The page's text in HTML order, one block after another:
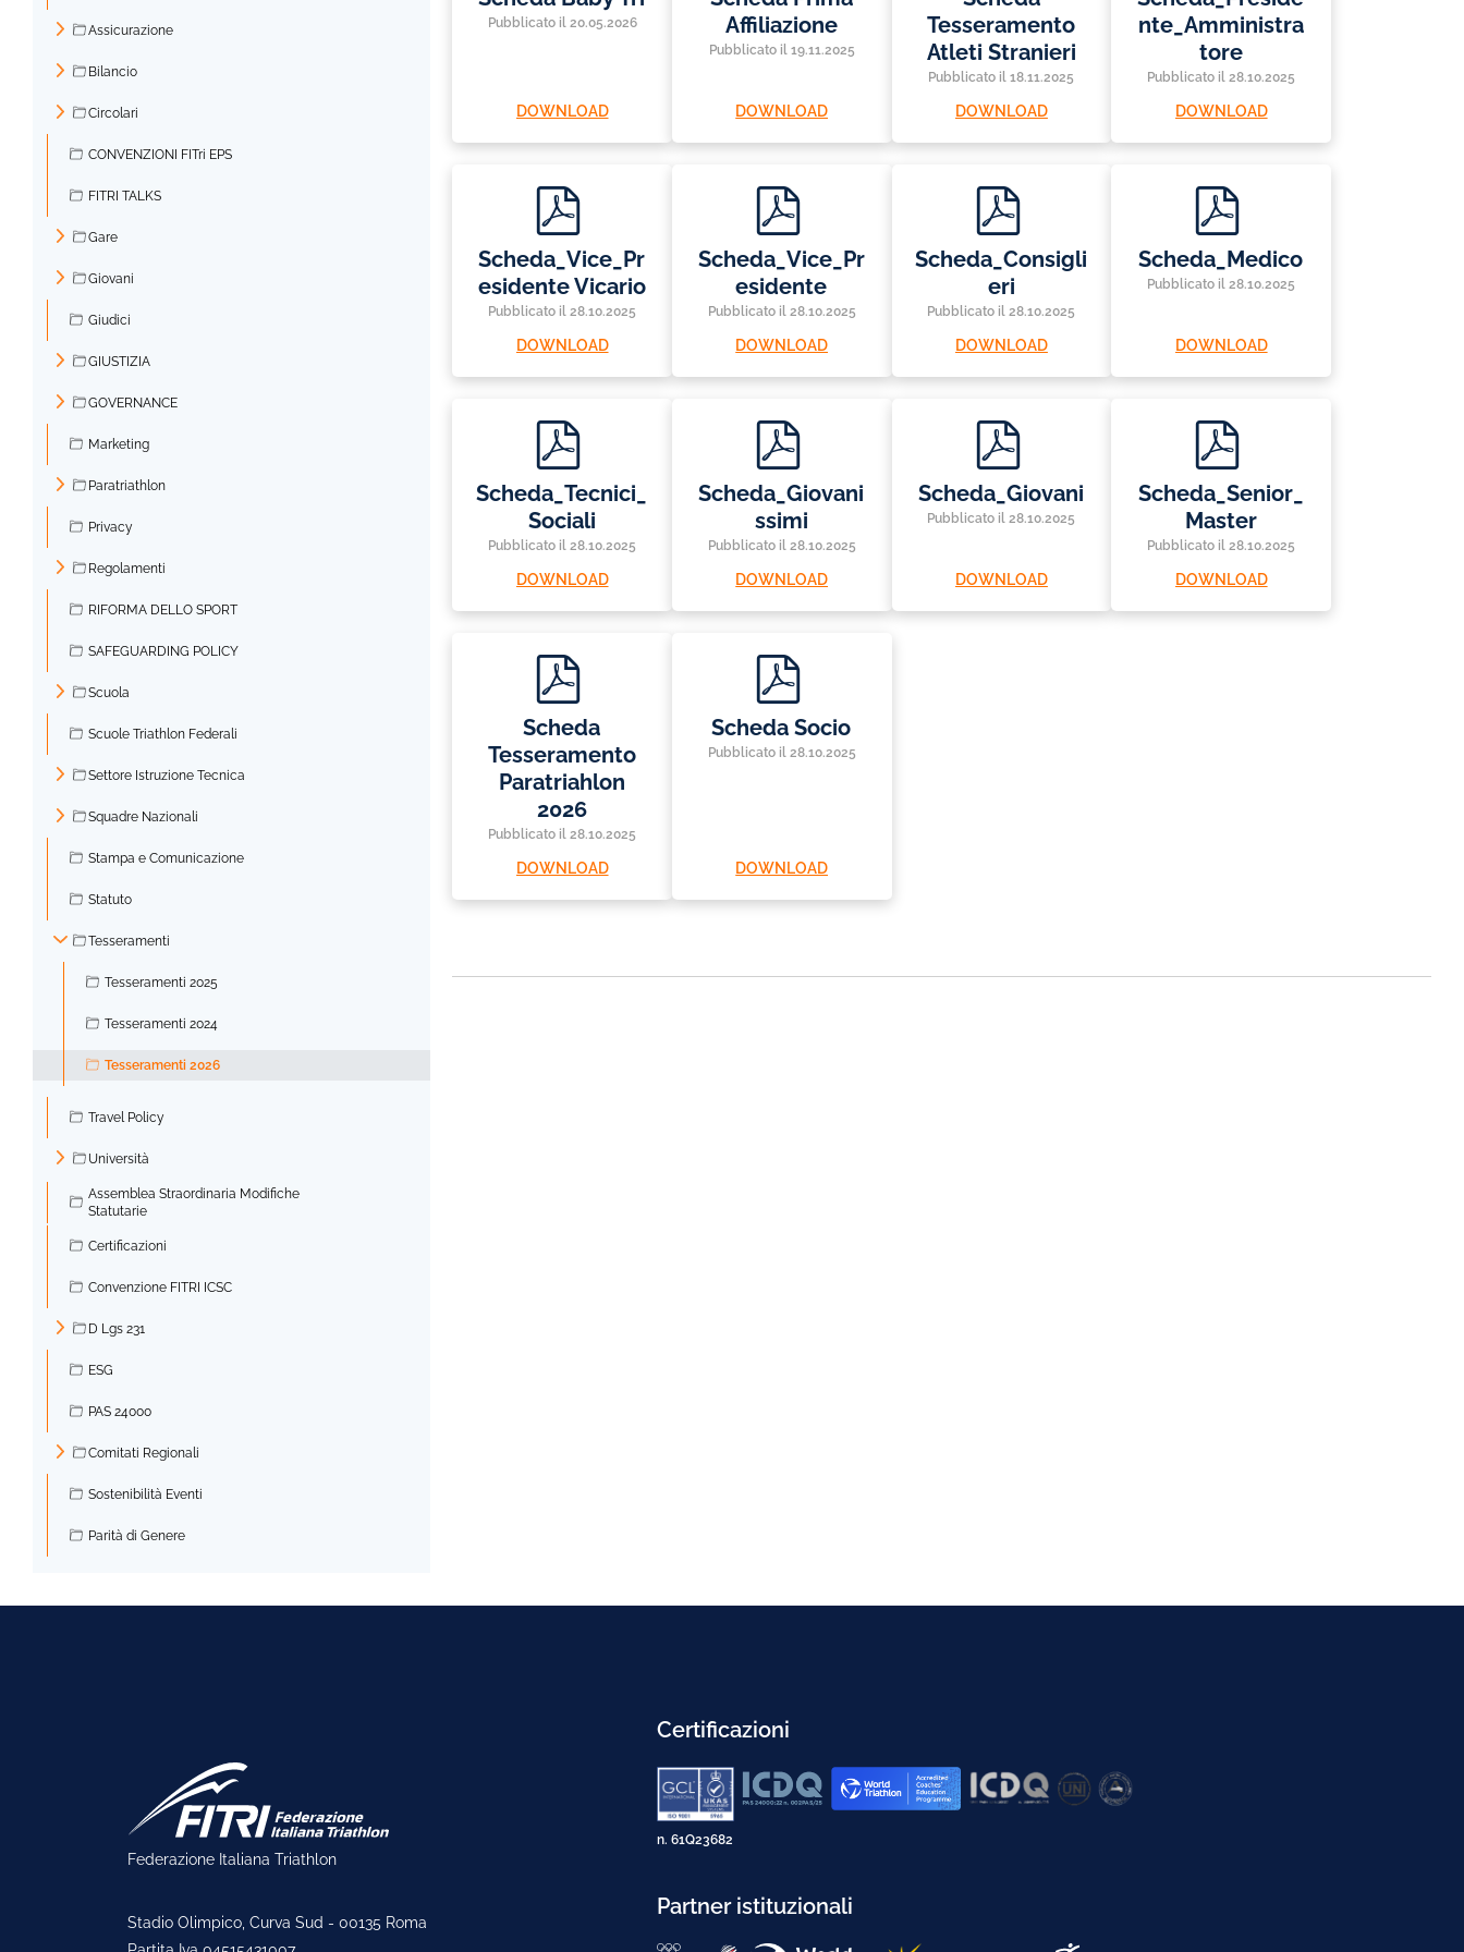
►
Assicurazione
►
Bilancio
Circolari
CONVENZIONI FITri EPS
FITRI TALKS
►
Gare
Giovani
Giudici
►
GIUSTIZIA
GOVERNANCE
Marketing
Paratriathlon
Privacy
Regolamenti
RIFORMA DELLO SPORT
SAFEGUARDING POLICY
Scuola
Scuole Triathlon Federali
►
Settore Istruzione Tecnica
Squadre Nazionali
Stampa e Comunicazione
Statuto
Tesseramenti
Tesseramenti 2025
Tesseramenti 2024
Tesseramenti 2026
Travel Policy
Università
Assemblea Straordinaria Modifiche
Statutarie
Certificazioni
Convenzione FITRI ICSC
D Lgs 231
ESG
PAS 24000
Comitati Regionali
Sostenibilità Eventi
Parità di Genere
Pubblicato il 20.05.2026
DOWNLOAD
Affiliazione
Pubblicato il 19.11.2025
DOWNLOAD
Tesseramento
Atleti Stranieri
Pubblicato il 18.11.2025
DOWNLOAD
nte_Amministra
tore
Pubblicato il 28.10.2025
DOWNLOAD
f
Scheda_Vice_Pr
esidente Vicario
Pubblicato il 28.10.2025
DOWNLOAD
f
Scheda_Vice_Pr
esidente
Pubblicato il 28.10.2025
DOWNLOAD
f
Scheda_Consigli
eri
Pubblicato il 28.10.2025
DOWNLOAD
f
Scheda_Medico
Pubblicato il 28.10.2025
DOWNLOAD
f
Scheda_Tecnici_
Sociali
Pubblicato il 28.10.2025
DOWNLOAD
f
Scheda_Giovani
ssimi
Pubblicato il 28.10.2025
DOWNLOAD
f
Scheda_Giovani
Pubblicato il 28.10.2025
DOWNLOAD
f
Scheda_Senior_
Master
Pubblicato il 28.10.2025
DOWNLOAD
f
Scheda
Tesseramento
Paratriahlon
2026
Pubblicato il 28.10.2025
DOWNLOAD
f
Scheda Socio
Pubblicato il 28.10.2025
DOWNLOAD
Federazione Italiana Triathlon
Stadio Olimpico, Curva Sud - 00135 Roma
Certificazioni
n. 61Q23682
Partner istituzionali